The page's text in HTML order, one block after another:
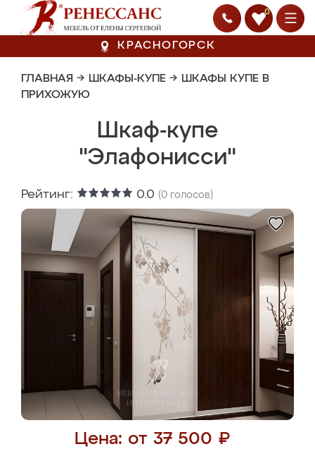
0
КРАСНОГОРСК
ГЛАВНАЯ → ШКАФЫ-КУПЕ → ШКАФЫ КУПЕ В
ПРИХОЖУЮ
Шкаф-купе
"Элафонисси"
Рейтинг: 0.0 (0 голосов)
Цена: от 37 500 ₽